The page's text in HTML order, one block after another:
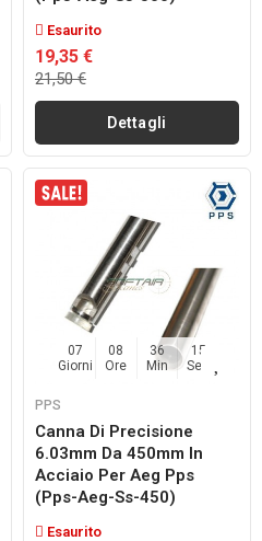
Esaurito
19,35 €
21,50 €
Dettagli
07
Giorni
08
Ore
36
Min
14
Sec
PPS
Canna Di Precisione
6.03mm Da 450mm In
Acciaio Per Aeg Pps
(pps-Aeg-Ss-450)
Esaurito